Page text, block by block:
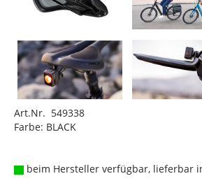
Art.Nr. 549338
Farbe: BLACK
beim Hersteller verfügbar, lieferbar